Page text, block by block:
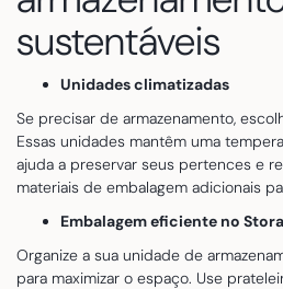
sustentáveis
Unidades climatizadas
Se precisar de armazenamento,
Essas unidades mantêm uma
ajuda a preservar seus pertences e
materiais de embalagem adicionais
Embalagem eficiente no
Organize a sua unidade de
para maximizar o espaço. Use